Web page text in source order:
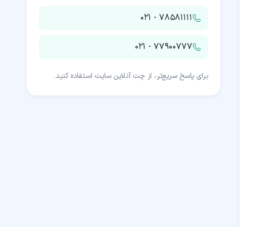
۰۲۱ - ۷۸۵۸۱۱۱۱
۰۲۱ - ۷۷۹۰۰۷۷۷
برای پاسخ سریع‌تر، از چت آنلاین سایت استفاده کنید.